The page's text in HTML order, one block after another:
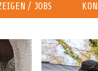
/ JOBS